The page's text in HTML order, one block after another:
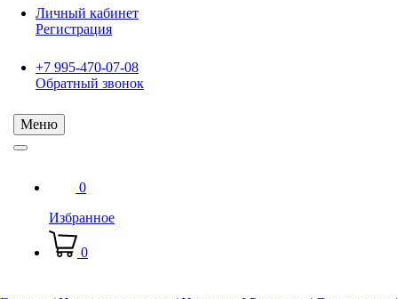
Личный кабинет
Регистрация
+7 995-470-07-08
Обратный звонок
Меню
0
Избранное
0